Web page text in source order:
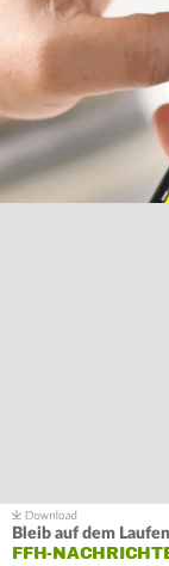
Bleib auf dem
FFH-